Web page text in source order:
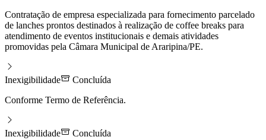
Contratação de empresa especializada para fornecimento parcelado
de lanches prontos destinados à realização de coffee breaks para
atendimento de eventos institucionais e demais atividades
promovidas pela Câmara Municipal de Araripina/PE.
Inexigibilidade
Concluída
Conforme Termo de Referência.
Inexigibilidade
Concluída